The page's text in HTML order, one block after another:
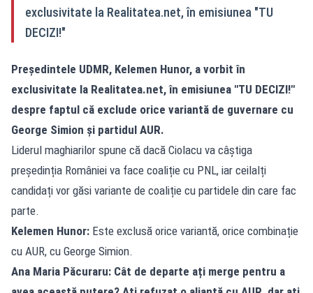
exclusivitate la Realitatea.net, în emisiunea "TU
DECIZI!"
Președintele UDMR, Kelemen Hunor, a vorbit în
exclusivitate la Realitatea.net, în emisiunea "TU DECIZI!"
despre faptul că exclude orice variantă de guvernare cu
George Simion și partidul AUR.
Liderul maghiarilor spune că dacă Ciolacu va câștiga
președinția României va face coaliție cu PNL, iar ceilalți
candidați vor găsi variante de coaliție cu partidele din care fac
parte.
Kelemen Hunor: Este exclusă orice variantă, orice combinație
cu AUR, cu George Simion.
Ana Maria Păcuraru: Cât de departe ați merge pentru a